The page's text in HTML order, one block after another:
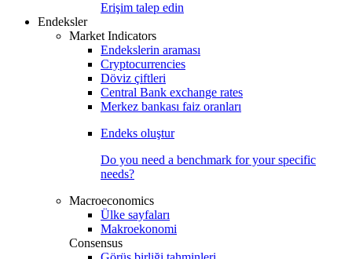
Erişim talep edin
Endeksler
Market Indicators
Endekslerin araması
Cryptocurrencies
Döviz çiftleri
Central Bank exchange rates
Merkez bankası faiz oranları
Endeks oluştur
Do you need a benchmark for your specific
needs?
Macroeconomics
Ülke sayfaları
Makroekonomi
Consensus